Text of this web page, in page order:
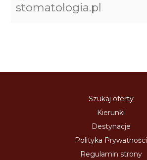
stomatologia.pl
Szukaj oferty
Kierunki
Destynacje
Polityka Prywatności
Regulamin strony